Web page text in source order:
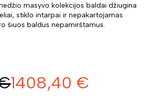
masyvo kolekcijos baldai džiugina
stiklo intarpai ir nepakartojamas
šiuos baldus nepamirštamus.
1408,40 €